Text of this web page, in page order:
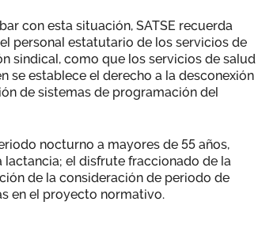
con esta situación, SATSE recuerda
personal estatutario de los servicios de
sindical, como que los servicios de salud
se establece el derecho a la desconexión
de sistemas de programación del
nocturno a mayores de 55 años,
el disfrute fraccionado de la
de la consideración de periodo de
en el proyecto normativo.